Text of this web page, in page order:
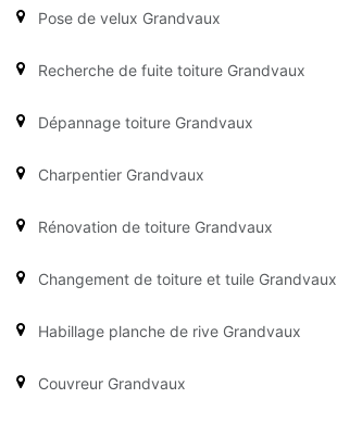
Pose de velux Grandvaux
Recherche de fuite toiture Grandvaux
Dépannage toiture Grandvaux
Charpentier Grandvaux
Rénovation de toiture Grandvaux
Changement de toiture et tuile Grandvaux
Habillage planche de rive Grandvaux
Couvreur Grandvaux